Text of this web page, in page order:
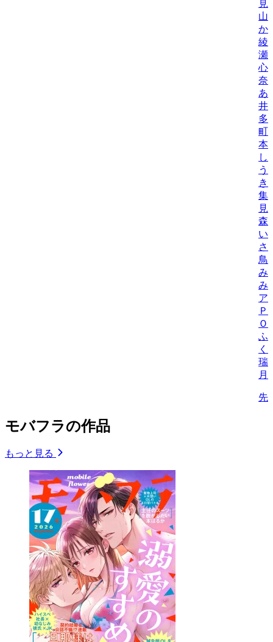
見
山
か/
綾
瀬
心
奈/
あ
井
多
町
本
し
う
き
集
見
森
い
さ
鳥
み/
み
ア
Ｐ
Ｏ
ふ
く
瑞
先
モバフラの作品
もっと見る